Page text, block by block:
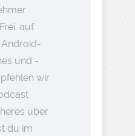
auf
Android-
und -
wir
über
du im